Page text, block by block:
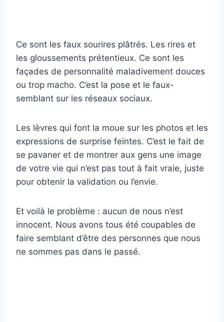
Ce sont les faux sourires plâtrés. Les rires et
les gloussements prétentieux. Ce sont les
façades de personnalité maladivement douces
ou trop macho. C’est la pose et le faux-
semblant sur les réseaux sociaux.
Les lèvres qui font la moue sur les photos et les
expressions de surprise feintes. C’est le fait de
se pavaner et de montrer aux gens une image
de votre vie qui n’est pas tout à fait vraie, juste
pour obtenir la validation ou l’envie.
Et voilà le problème : aucun de nous n’est
innocent. Nous avons tous été coupables de
faire semblant d’être des personnes que nous
ne sommes pas dans le passé.